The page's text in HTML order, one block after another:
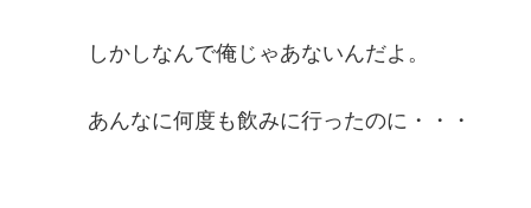
しかしなんで俺じゃあないんだよ。
あんなに何度も飲みに行ったのに・・・